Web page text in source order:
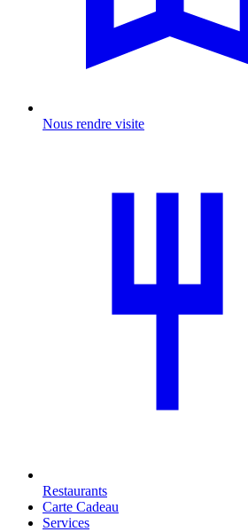
Nous rendre visite
Restaurants
Carte Cadeau
Services